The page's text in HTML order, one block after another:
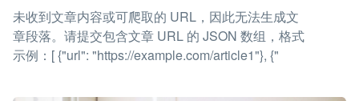
未收到文章内容或可爬取的 URL，因此无法生成文
章段落。请提交包含文章 URL 的 JSON 数组，格式
示例：[ {"url": "https://example.com/article1"}, {"